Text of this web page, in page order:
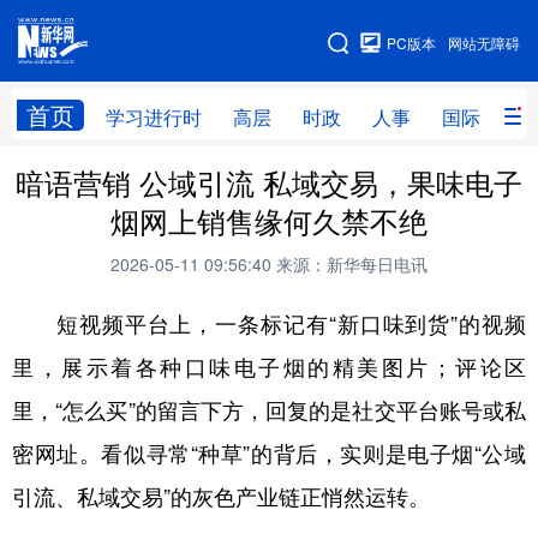
网站无障碍
PC版本
首页 学习进行时 高层 时政 人事 国际 财
网站地图
学习进行时 高层 时政 人事
财经 网评
全球连线
科技 科创 量子 体育
文化 书画 健康 军事
法律 中央文件 金融
暗语营销 公域引流 私域交易，果味电子
烟网上销售缘何久禁不绝
2026-05-11 09:56:40 来源：新华每日电讯
短视频平台上，一条标记有“新口味到货”的视频
里，展示着各种口味电子烟的精美图片；评论区
里，“怎么买”的留言下方，回复的是社交平台账号或私
密网址。看似寻常“种草”的背后，实则是电子烟“公域
引流、私域交易”的灰色产业链正悄然运转。